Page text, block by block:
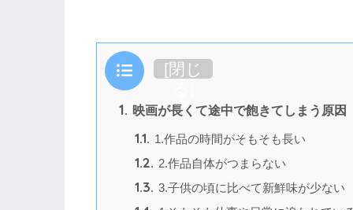
目次 [閉じ
1. 映画が長くて途中で飽きてしまう原因
1.1. 1.作品の時間がそもそも長い
1.2. 2.作品自体がつまらない
1.3. 3.子供の頃に比べて新鮮味が少ない